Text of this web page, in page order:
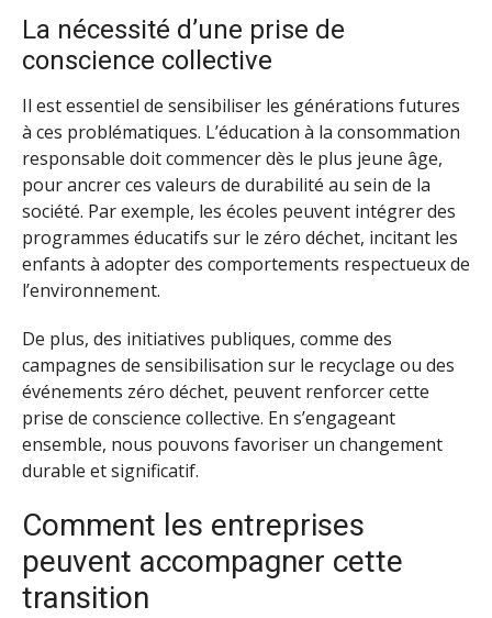
La nécessité d’une prise de
conscience collective
Il est essentiel de sensibiliser les générations futures
à ces problématiques. L’éducation à la consommation
responsable doit commencer dès le plus jeune âge,
pour ancrer ces valeurs de durabilité au sein de la
société. Par exemple, les écoles peuvent intégrer des
programmes éducatifs sur le zéro déchet, incitant les
enfants à adopter des comportements respectueux de
l’environnement.
De plus, des initiatives publiques, comme des
campagnes de sensibilisation sur le recyclage ou des
événements zéro déchet, peuvent renforcer cette
prise de conscience collective. En s’engageant
ensemble, nous pouvons favoriser un changement
durable et significatif.
Comment les entreprises
peuvent accompagner cette
transition